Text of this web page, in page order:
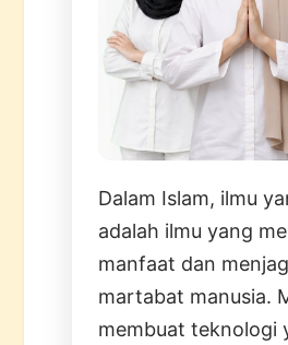
Dalam Islam, ilmu
adalah ilmu yang
manfaat dan
martabat manusia.
membuat teknologi